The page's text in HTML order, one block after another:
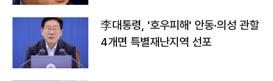
李대통령, '호우피해' 안동·의성 관할
4개면 특별재난지역 선포